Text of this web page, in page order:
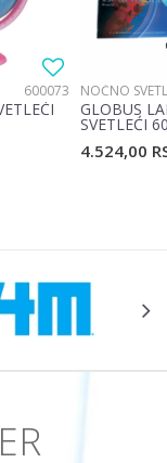
600073 NOĆNO
GLOBUS
SVETLEĆI
4.524,00